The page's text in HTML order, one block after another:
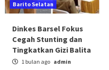
Barito Selatan
Dinkes Barsel Fokus
Cegah Stunting dan
Tingkatkan Gizi Balita
1 bulan ago admin